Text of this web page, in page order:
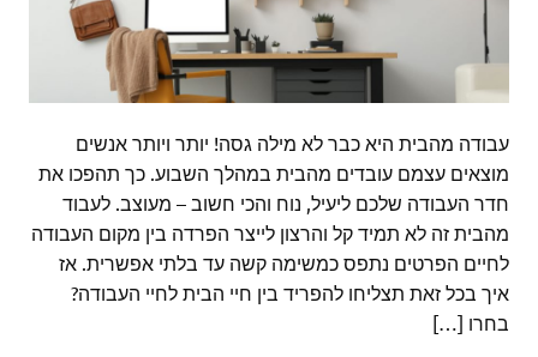
עבודה מהבית היא כבר לא מילה גסה! יותר ויותר אנשים
מוצאים עצמם עובדים מהבית במהלך השבוע. כך תהפכו את
חדר העבודה שלכם ליעיל, נוח והכי חשוב – מעוצב. לעבוד
מהבית זה לא תמיד קל והרצון לייצר הפרדה בין מקום העבודה
לחיים הפרטים נתפס כמשימה קשה עד בלתי אפשרית. אז
איך בכל זאת תצליחו להפריד בין חיי הבית לחיי העבודה?
בחרו […]